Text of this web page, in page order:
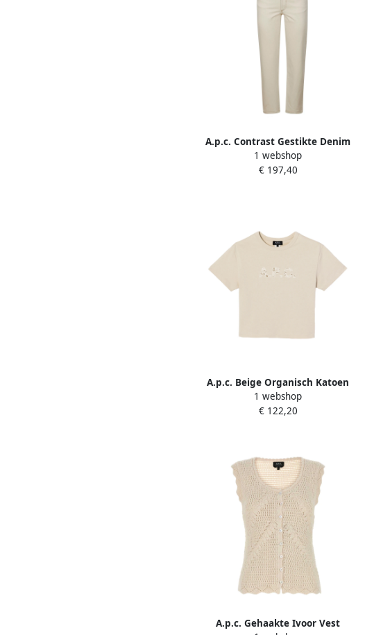
A.p.c. Contrast Gestikte Denim
Broek Beige Dames
1 webshop
€ 197,40
A.p.c. Beige Organisch Katoen
Logo T-shirt Beige Dames
1 webshop
€ 122,20
A.p.c. Gehaakte Ivoor Vest